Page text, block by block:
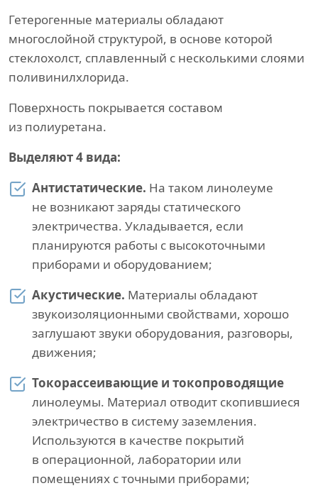
Гетерогенные материалы обладают
многослойной структурой, в основе которой
стеклохолст, сплавленный с несколькими слоями
поливинилхлорида.
Поверхность покрывается составом
из полиуретана.
Выделяют 4 вида:
Антистатические. На таком линолеуме
не возникают заряды статического
электричества. Укладывается, если
планируются работы с высокоточными
приборами и оборудованием;
Акустические. Материалы обладают
звукоизоляционными свойствами, хорошо
заглушают звуки оборудования, разговоры,
движения;
Токорассеивающие и токопроводящие
линолеумы. Материал отводит скопившиеся
электричество в систему заземления.
Используются в качестве покрытий
в операционной, лаборатории или
помещениях с точными приборами;